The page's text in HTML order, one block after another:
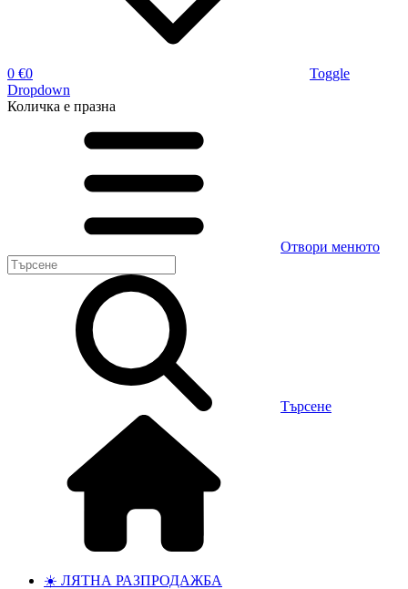
0 €0
Toggle
Dropdown
Количка е празна
Отвори менюто
Търсене
☀️ ЛЯТНА РАЗПРОДАЖБА